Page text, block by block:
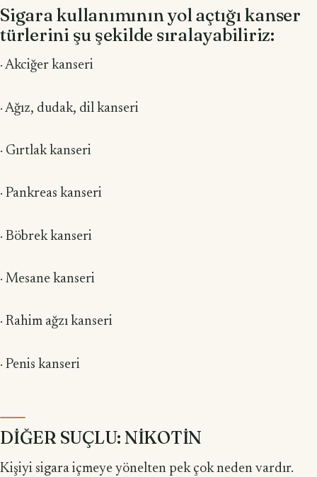
Sigara kullanımının yol açtığı kanser
türlerini şu şekilde sıralayabiliriz:
· Akciğer kanseri
· Ağız, dudak, dil kanseri
· Gırtlak kanseri
· Pankreas kanseri
· Böbrek kanseri
· Mesane kanseri
· Rahim ağzı kanseri
· Penis kanseri
DİĞER SUÇLU: NİKOTİN
Kişiyi sigara içmeye yönelten pek çok neden vardır.